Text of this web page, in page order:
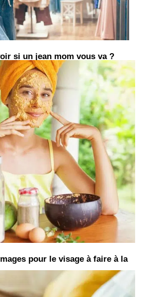
si un jean mom vous va ?
pour le visage à faire à la